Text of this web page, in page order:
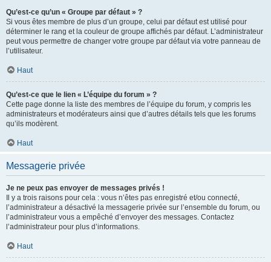
Qu’est-ce qu’un « Groupe par défaut » ?
Si vous êtes membre de plus d’un groupe, celui par défaut est utilisé pour
déterminer le rang et la couleur de groupe affichés par défaut. L’administrateur
peut vous permettre de changer votre groupe par défaut via votre panneau de
l’utilisateur.
Haut
Qu’est-ce que le lien « L’équipe du forum » ?
Cette page donne la liste des membres de l’équipe du forum, y compris les
administrateurs et modérateurs ainsi que d’autres détails tels que les forums
qu’ils modèrent.
Haut
Messagerie privée
Je ne peux pas envoyer de messages privés !
Il y a trois raisons pour cela : vous n’êtes pas enregistré et/ou connecté,
l’administrateur a désactivé la messagerie privée sur l’ensemble du forum, ou
l’administrateur vous a empêché d’envoyer des messages. Contactez
l’administrateur pour plus d’informations.
Haut